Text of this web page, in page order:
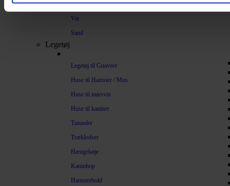
Træpiller
Vat
Sand
Legetøj
Legetøj til Gnavere
Huse til Hamster / Mus
Huse til marsvin
Huse til kaniner
Tunneler
Træklodser
Hængekøje
Kaninhop
Hamsterbold